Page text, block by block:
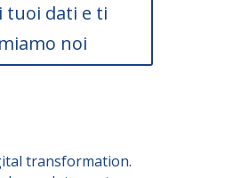
tuoi dati e ti
noi
transformation.